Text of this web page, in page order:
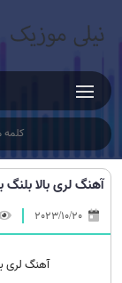
آهنگ لری بالا بلنگ
آهنگ لری